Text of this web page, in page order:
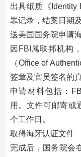
出具纸质《Identity
罪记录，结案日期
送美国国务院申请
因FBI属联邦机构
（Office of
签章及官员签名的真
申请材料包括：
用。文件可邮寄或
个工作日。
取得海牙认证文件
完成后，国务院会